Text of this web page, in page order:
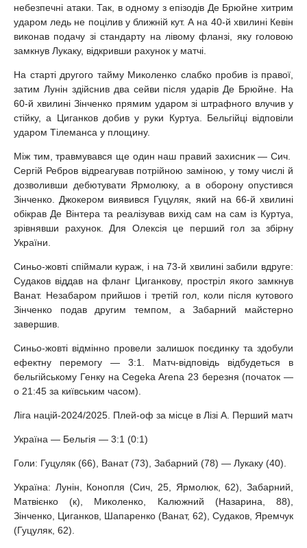
небезпечні атаки. Так, в одному з епізодів Де Брюйне хитрим
ударом ледь не поцілив у ближній кут. А на 40-й хвилині Кевін
виконав подачу зі стандарту на лівому фланзі, яку головою
замкнув Лукаку, відкривши рахунок у матчі.
На старті другого тайму Миколенко слабко пробив із правої,
затим Лунін здійснив два сейви після ударів Де Брюйне. На
60-й хвилині Зінченко прямим ударом зі штрафного влучив у
стійку, а Циганков добив у руки Куртуа. Бельгійці відповіли
ударом Тілеманса у площину.
Між тим, травмувався ще один наш правий захисник — Сич.
Сергій Ребров відреагував потрійною заміною, у тому числі й
дозволивши дебютувати Ярмолюку, а в оборону опустився
Зінченко. Джокером виявився Гуцуляк, який на 66-й хвилині
обікрав Де Вінтера та реалізував вихід сам на сам із Куртуа,
зрівнявши рахунок. Для Олексія це перший гол за збірну
України.
Синьо-жовті спіймали кураж, і на 73-й хвилині забили вдруге:
Судаков віддав на фланг Циганкову, простріл якого замкнув
Ванат. Незабаром прийшов і третій гол, коли після кутового
Зінченко подав другим темпом, а Забарний майстерно
завершив.
Синьо-жовті відмінно провели залишок поєдинку та здобули
ефектну перемогу — 3:1. Матч-відповідь відбудеться в
бельгійському Генку на Cegeka Arena 23 березня (початок —
о 21:45 за київським часом).
Ліга націй-2024/2025. Плей-оф за місце в Лізі А. Перший матч
Україна — Бельгія — 3:1 (0:1)
Голи: Гуцуляк (66), Ванат (73), Забарний (78) — Лукаку (40).
Україна: Лунін, Конопля (Сич, 25, Ярмолюк, 62), Забарний,
Матвієнко (к), Миколенко, Калюжний (Назарина, 88),
Зінченко, Циганков, Шапаренко (Ванат, 62), Судаков, Яремчук
(Гуцуляк, 62).